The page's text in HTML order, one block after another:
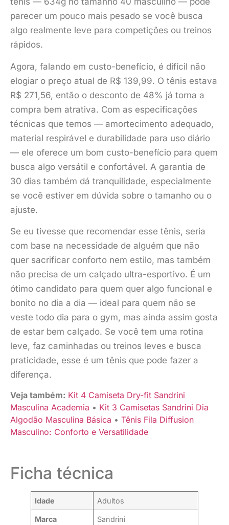
parecer um pouco mais pesado se você busca
algo realmente leve para competições ou treinos
rápidos.
Agora, falando em custo-benefício, é difícil não
elogiar o preço atual de R$ 139,99. O tênis estava
R$ 271,56, então o desconto de 48% já torna a
compra bem atrativa. Com as especificações
técnicas que temos — amortecimento adequado,
material respirável e durabilidade para uso diário
— ele oferece um bom custo-benefício para quem
busca algo versátil e confortável. A garantia de
30 dias também dá tranquilidade, especialmente
se você estiver em dúvida sobre o tamanho ou o
ajuste.
Se eu tivesse que recomendar esse tênis, seria
com base na necessidade de alguém que não
quer sacrificar conforto nem estilo, mas também
não precisa de um calçado ultra-esportivo. É um
ótimo candidato para quem quer algo funcional e
bonito no dia a dia — ideal para quem não se
veste todo dia para o gym, mas ainda assim gosta
de estar bem calçado. Se você tem uma rotina
leve, faz caminhadas ou treinos leves e busca
praticidade, esse é um tênis que pode fazer a
diferença.
Veja também: Kit 4 Camiseta Dry-fit Sandrini
Masculina Academia • Kit 3 Camisetas Sandrini Dia
Algodão Masculina Básica • Tênis Fila Diffusion
Masculino: Conforto e Versatilidade
Ficha técnica
Idade Adultos
Marca Sandrini